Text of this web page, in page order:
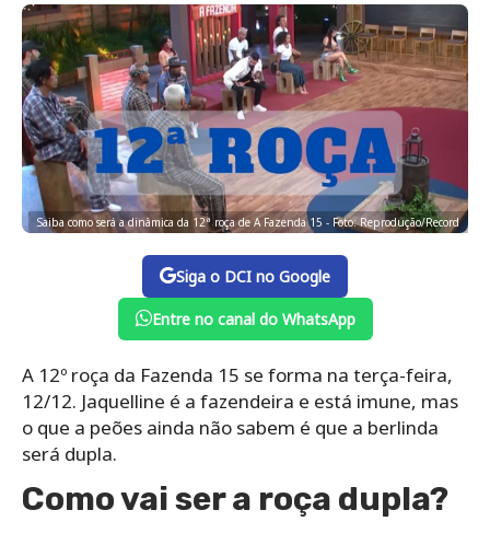
Saiba como será a dinâmica da 12ª roça de A Fazenda 15 - Foto: Reprodução/Record
Siga o DCI no Google
Entre no canal do WhatsApp
A 12º roça da Fazenda 15 se forma na terça-feira,
12/12. Jaquelline é a fazendeira e está imune, mas
o que a peões ainda não sabem é que a berlinda
será dupla.
Como vai ser a roça dupla?